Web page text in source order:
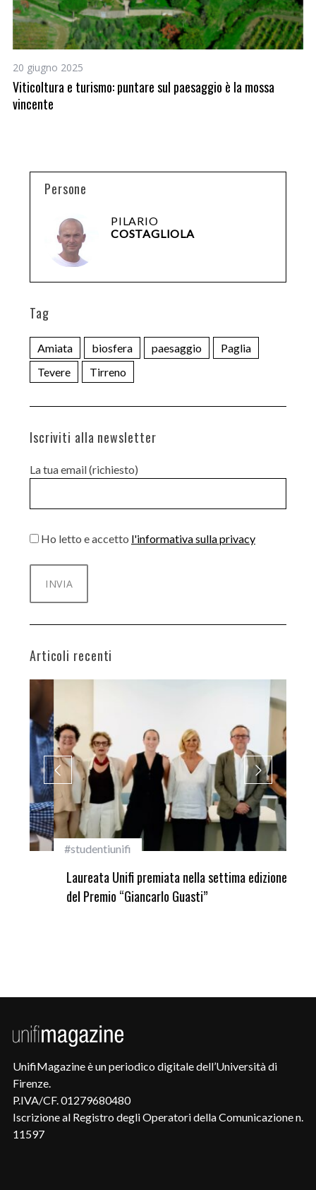
20 giugno 2025
Viticoltura e turismo: puntare sul paesaggio è la mossa
vincente
Persone
PILARIO
COSTAGLIOLA
Tag
Amiata biosfera paesaggio
Paglia
Tevere
Tirreno
Iscriviti alla newsletter
La tua email (richiesto)
Ho letto e accetto l'informativa sulla privacy
Articoli recenti
#studentiunifi
Laureata Unifi premiata nella settima edizione
del Premio “Giancarlo Guasti”
UnifiMagazine è un periodico digitale dell’Università di
Firenze.
P.IVA/CF. 01279680480
Iscrizione al Registro degli Operatori della Comunicazione n.
11597